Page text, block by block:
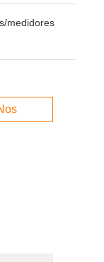
medidores